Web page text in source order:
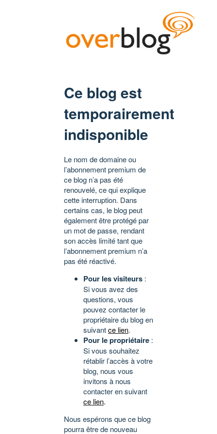
Ce blog est
temporairement
indisponible
Le nom de domaine ou
l’abonnement premium de
ce blog n’a pas été
renouvelé, ce qui explique
cette interruption. Dans
certains cas, le blog peut
également être protégé par
un mot de passe, rendant
son accès limité tant que
l’abonnement premium n’a
pas été réactivé.
Pour les visiteurs :
Si vous avez des
questions, vous
pouvez contacter le
propriétaire du blog en
suivantce lien.
Pour le propriétaire :
Si vous souhaitez
rétablir l’accès à votre
blog, nous vous
invitons à nous
contacter en suivant
ce lien.
Nous espérons que ce blog
pourra être de nouveau